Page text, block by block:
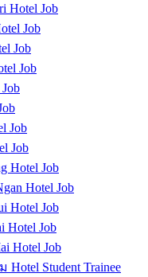
Hotel Job
Job
Job
Job
Job
Job
Hotel Job
Hotel Job
Hotel Job
Hotel Job
Hotel Job
Student Trainee